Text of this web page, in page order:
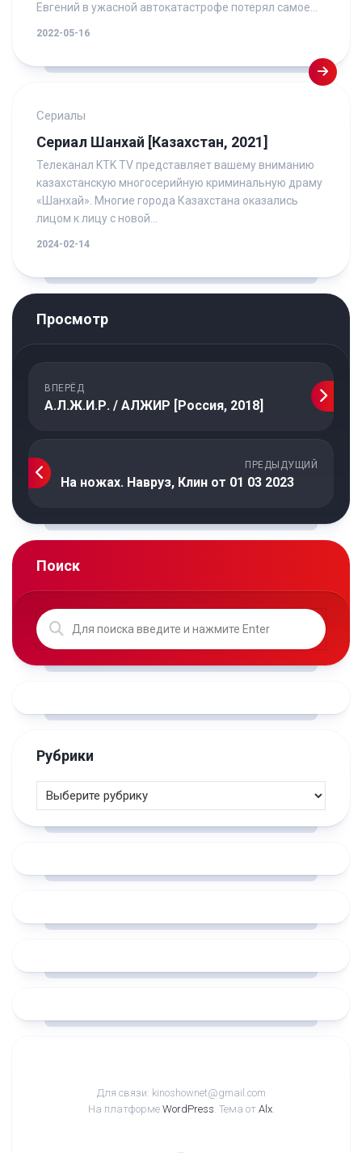
Евгений в ужасной автокатастрофе потерял самое...
2022-05-16
Сериалы
Сериал Шанхай [Казахстан, 2021]
Телеканал KTK TV представляет вашему вниманию
казахстанскую многосерийную криминальную драму
«Шанхай». Многие города Казахстана оказались
лицом к лицу с новой...
2024-02-14
Просмотр
ВПЕРЁД
А.Л.Ж.И.Р. / АЛЖИР [Россия, 2018]
ПРЕДЫДУЩИЙ
На ножах. Навруз, Клин от 01 03 2023
Поиск
Рубрики
Для связи: kinoshownet@gmail.com
На платформе WordPress. Тема от Alx.